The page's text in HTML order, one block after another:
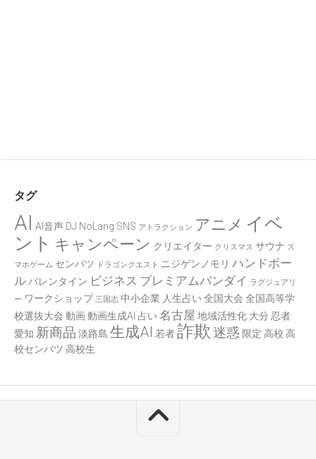
タグ
AI AI音声 DJ NoLang SNS アトラクション アニメ イベ
ント キャンペーン クリエイター クリスマス サウナ ス
マホゲーム センバツ ドラゴンクエスト ニジゲンノモリ ハンドボー
ルバレンタイン ビジネス プレミアムバンダイ ラグジュアリ
ー ワークショップ 三国志 中小企業 人生占い 全国大会 全国高等学
校選抜大会 動画動画生成AI 占い 名古屋 地域活性化 大分 忍者
愛知 新商品 淡路島 生成AI 若者詐欺 迷惑 限定 高校 高
校センバツ 高校生